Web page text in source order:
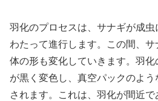
羽化のプロセスは、サナギが成
わたって進行します。この間、サ
体の形も変化していきます。羽
が黒く変色し、真空パックのよ
されます。これは、羽化が間近